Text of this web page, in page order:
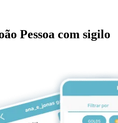
Pessoa com sigilo